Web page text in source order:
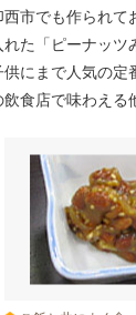
市でも作られ
た「ピーナッ
にまで人気の
食店で味わえ